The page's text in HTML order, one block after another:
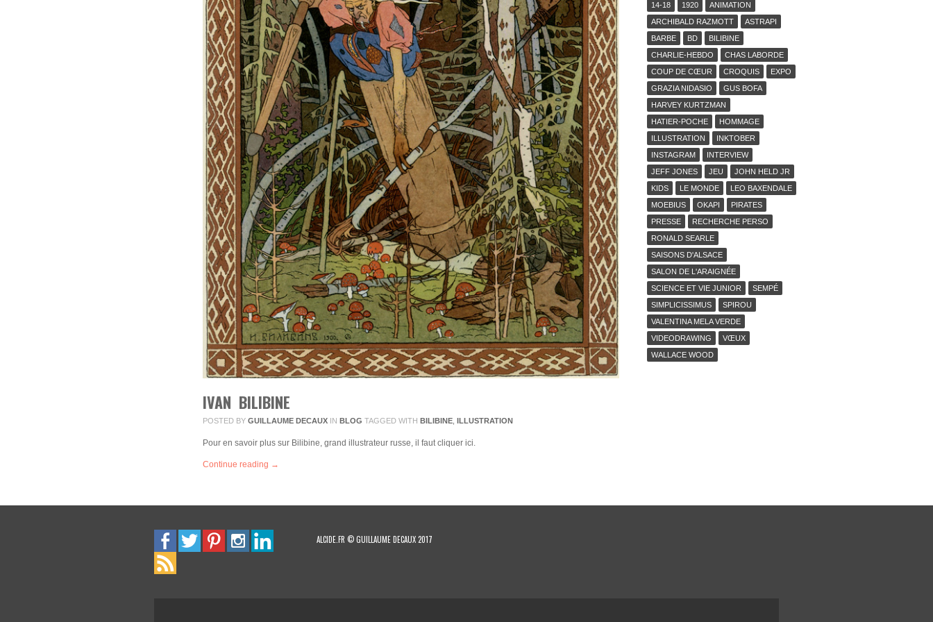
IVAN BILIBINE
POSTED BY GUILLAUME DECAUX IN BLOG TAGGED WITH BILIBINE ILLUSTRATION
Pour en savoir plus sur Bilibine, grand illustrateur russe, il faut cliquer ici.
Continue reading →
14-18 1920
ANIMATION
ARCHIBALD RAZMOTT
ASTRAPI
BARBE
BD
BILIBINE
CHARLIE-HEBDO
CHAS LABORDE
COUP DE CŒUR
CROQUIS
EXPO
GRAZIA NIDASIO
GUS BOFA
HARVEY KURTZMAN
HATIER-POCHE
HOMMAGE
ILLUSTRATION
INKTOBER
INSTAGRAM
INTERVIEW
JEFF JONES
JEU
JOHN HELD JR
KIDS
LE MONDE
LEO BAXENDALE
MOEBIUS
OKAPI
PIRATES
PRESSE
RECHERCHE PERSO
RONALD SEARLE
SAISONS D'ALSACE
SALON DE L'ARAIGNÉE
SCIENCE ET VIE JUNIOR
SEMPÉ
SIMPLICISSIMUS
SPIROU
VALENTINA MELA VERDE
VIDEODRAWING
VŒUX
WALLACE WOOD
ALCIDE.FR © GUILLAUME DECAUX 2017